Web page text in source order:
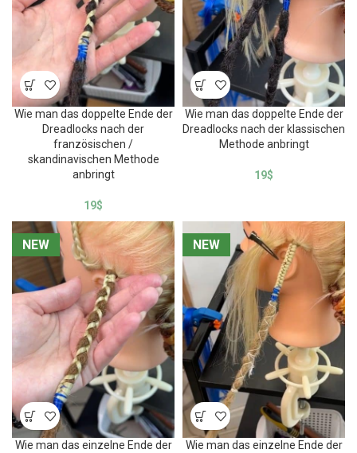
Wie man das doppelte Ende der
Dreadlocks nach der
französischen /
skandinavischen Methode
anbringt
19$
Wie man das doppelte Ende der
Dreadlocks nach der klassischen
Methode anbringt
19$
NEW
NEW
Wie man das einzelne Ende der
NEW
NEW
Wie man das einzelne Ende der